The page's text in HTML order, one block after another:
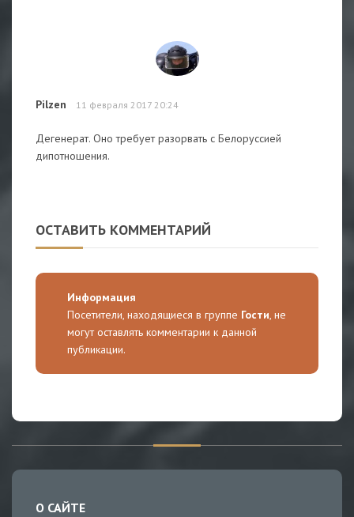
Pilzen 11 февраля 2017 20:24
Дегенерат. Оно требует разорвать с Белоруссией
дипотношения.
ОСТАВИТЬ КОММЕНТАРИЙ
Информация
Посетители, находящиеся в группе Гости, не
могут оставлять комментарии к данной
публикации.
О САЙТЕ